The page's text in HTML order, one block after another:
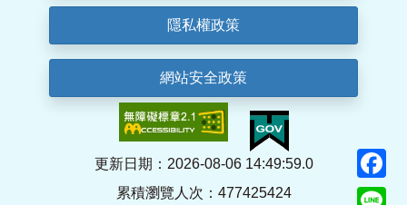
隱私權政策
網站安全政策
更新日期：2026-08-06 14:49:59.0
累積瀏覽人次：477425424